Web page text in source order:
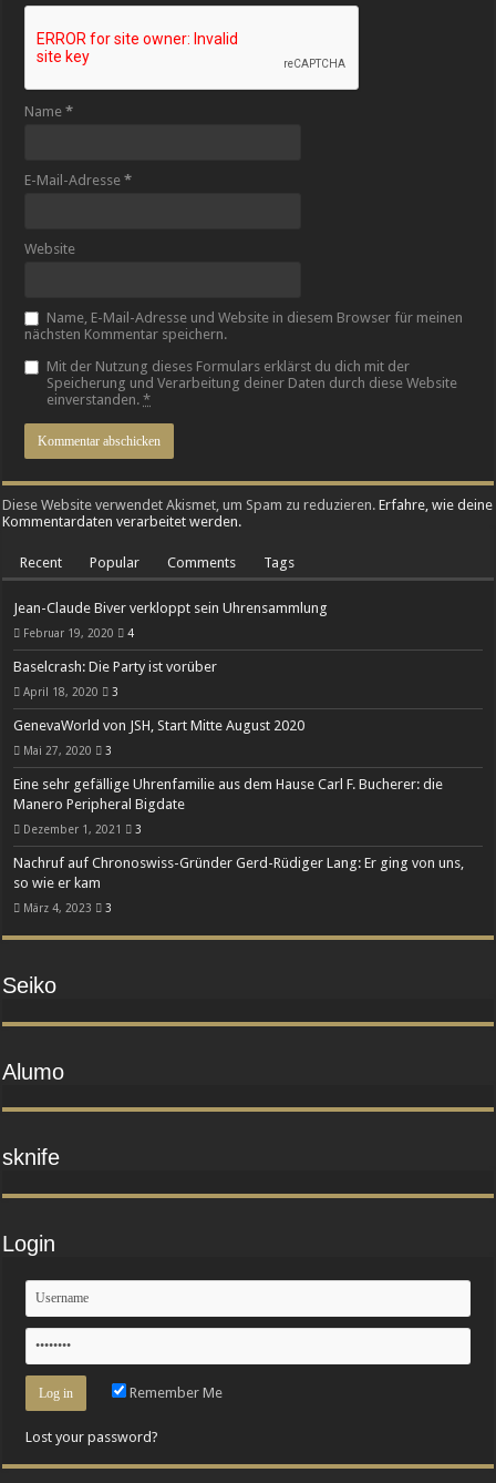
Name*
E-Mail-Adresse*
Website
Name, E-Mail-Adresse und Website in diesem Browser für meinen
nächsten Kommentar speichern.
Mit der Nutzung dieses Formulars erklärst du dich mit der
Speicherung und Verarbeitung deiner Daten durch diese Website
einverstanden.*
Diese Website verwendet Akismet, um Spam zu reduzieren.Erfahre, wie deine
Kommentardaten verarbeitet werden.
Recent Popular Comments Tags
Jean-Claude Biver verkloppt sein Uhrensammlung
Februar 19, 2020 4
Baselcrash: Die Party ist vorüber
April 18, 2020 3
GenevaWorld von JSH, Start Mitte August 2020
Mai 27, 2020 3
Eine sehr gefällige Uhrenfamilie aus dem Hause Carl F. Bucherer: die
Manero Peripheral Bigdate
Dezember 1, 2021 3
Nachruf auf Chronoswiss-Gründer Gerd-Rüdiger Lang: Er ging von uns,
so wie er kam
März 4, 2023 3
Seiko
Alumo
sknife
Login
Remember Me
Lost your password?